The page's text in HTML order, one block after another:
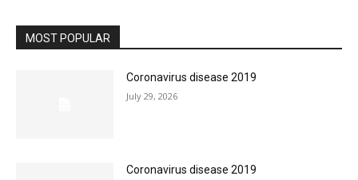
MOST POPULAR
Coronavirus disease 2019
July 29, 2026
Coronavirus disease 2019